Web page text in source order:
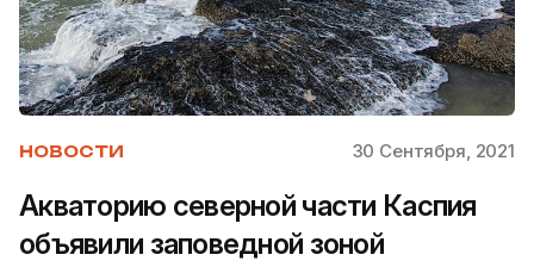
НОВОСТИ 30 Сентября, 2021
Акваторию северной части Каспия
объявили заповедной зоной